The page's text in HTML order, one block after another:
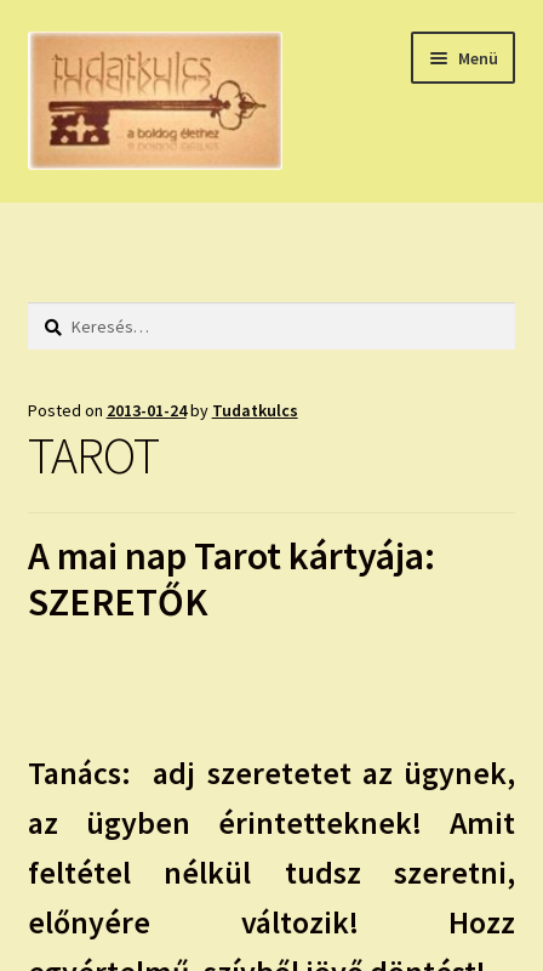
Ugrás
navigációhoz
Kilépés
tartalomba
Menü
HÚZZ EGY KÁRTYÁT!
HOLDNAPTÁR
NAPI ASZTROLÓGIA
ISMERJ MEG!
TAROT ELEMZÉS MEGRENDELÉSE LIMITÁLT!
AJÁNDÉKOKKAL!
Keresés:
Posted on 2013-01-24by Tudatkulcs
TAROT
A mai nap Tarot kártyája:
SZERETŐK
Tanács:
adj szeretetet az ügynek,
az ügyben érintetteknek! Amit
feltétel nélkül tudsz szeretni,
előnyére változik! Hozz